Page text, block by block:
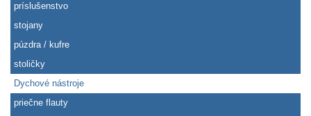
príslušenstvo
stojany
púzdra / kufre
stoličky
Dychové nástroje
priečne flauty